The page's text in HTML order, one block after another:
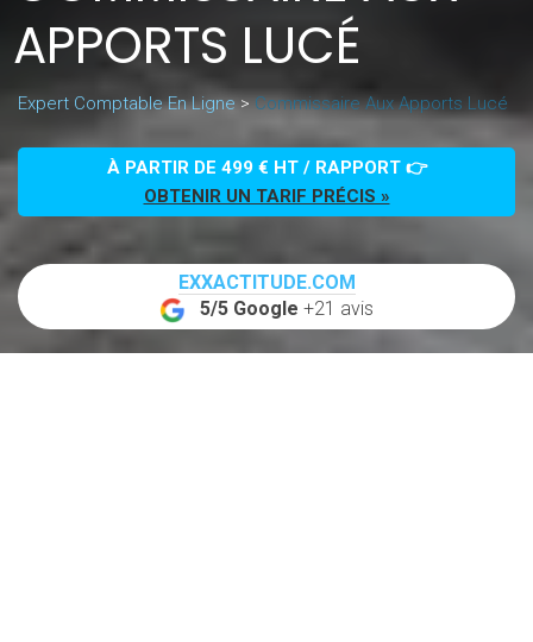
APPORTS LUCÉ
Expert Comptable En Ligne>Commissaire Aux Apports Lucé
À PARTIR DE 499 € HT / RAPPORT 👉
OBTENIR UN TARIF PRÉCIS »
EXXACTITUDE.COM
5/5 Google +21 avis